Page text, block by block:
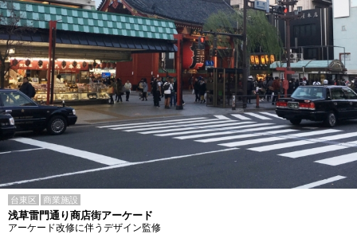
台東区 商業施設
浅草雷門通り商店街アーケード
アーケード改修に伴うデザイン監修